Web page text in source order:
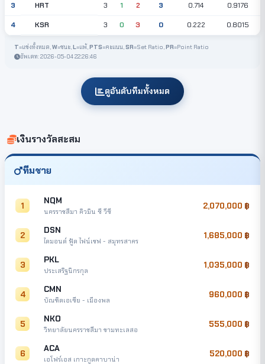
3 HRT 3 1 2 3 0.714 0.9176
4 KSR 3 0 3 0 0.222 0.8015
T=แข่งทั้งหมด,W=ชนะ,L=แพ้,PTS=คะแนน,SR=Set Ratio,PR=Point Ratio
อัพเดท: 2026-05-04 22:26:46
ดูอันดับทีมทั้งหมด
เงินรางวัลสะสม
ทีมชาย
1 NQM
นครราชสีมา คิวมิน ซี วีซี
2,070,000
2 DSN
ไดมอนด์ ฟู้ด ไฟน์เชฟ - สมุทรสาคร
1,685,000
3 PKL
ประเสริฐนิกรกุล
1,035,000
4 CMN
บัณฑิตเอเซีย - เมืองพล
960,000
5 NKO
วิทยาลัยนครราชสีมา ขามทะเลสอ
555,000
6 ACA
เอโฟร์เอส เกาะกูดคาบาน่า
520,000